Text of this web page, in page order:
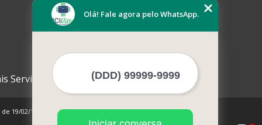
Serviços
19/02/1998)
Olá! Fale agora pelo WhatsApp.